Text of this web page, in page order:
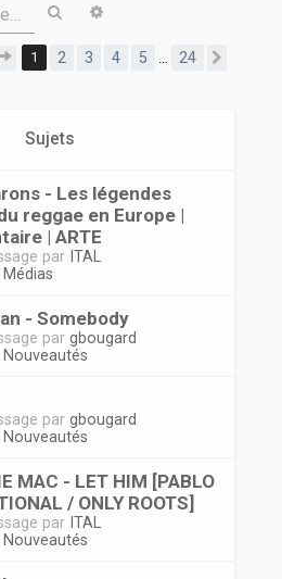
Rechercher
Page 1sur
1 2 3 4 5 24
Sujets
- Les légendes
reggae en Europe |
| ARTE
par ITAL
Médias
- Somebody
par gbougard
Nouveautés
par gbougard
Nouveautés
MAC - LET HIM [PABLO
/ ONLY ROOTS]
par ITAL
Nouveautés